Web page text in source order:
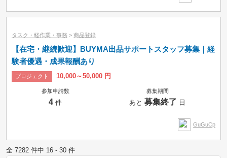
タスク・軽作業・事務 > 商品登録
【在宅・継続歓迎】BUYMA出品サポートスタッフ募集｜経
験者優遇・成果報酬あり
プロジェクト 10,000～50,000 円
参加申請数
4 件
募集期間
あと募集終了 日
GuGuCp
全 7282 件中 16 - 30 件